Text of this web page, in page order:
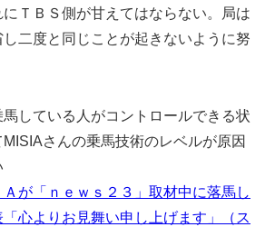
ＴＢＳ側が甘えてはならない。局は
二度と同じことが起きないように努
している人がコントロールできる状
さんの乗馬技術のレベルが原因
Ａが「ｎｅｗｓ２３」取材中に落馬し
心よりお見舞い申し上げます」（ス